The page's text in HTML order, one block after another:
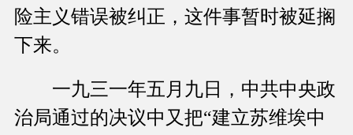
险主义错误被纠正，这件事暂时被延搁
下来。
一九三一年五月九日，中共中央政
治局通过的决议中又把“建立苏维埃中